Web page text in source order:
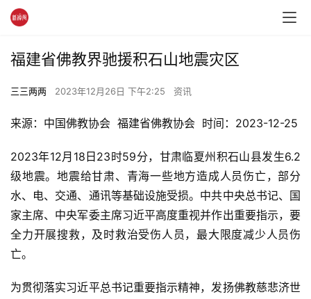
福建省佛教界驰援积石山地震灾区
三三两两 2023年12月26日 下午2:25 资讯
来源：中国佛教协会  福建省佛教协会  时间：2023-12-25
2023年12月18日23时59分，甘肃临夏州积石山县发生6.2
级地震。地震给甘肃、青海一些地方造成人员伤亡，部分
水、电、交通、通讯等基础设施受损。中共中央总书记、国
家主席、中央军委主席习近平高度重视并作出重要指示，要
全力开展搜救，及时救治受伤人员，最大限度减少人员伤
亡。
为贯彻落实习近平总书记重要指示精神，发扬佛教慈悲济世